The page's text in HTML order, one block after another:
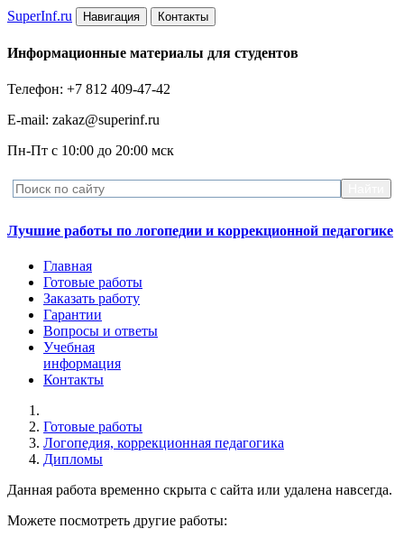
SuperInf.ru Навигация Контакты
Информационные материалы для студентов
Телефон: +7 812 409-47-42
E-mail: zakaz@superinf.ru
Пн-Пт с 10:00 до 20:00 мск
Лучшие работы по логопедии и коррекционной педагогике
Главная
Готовые работы
Заказать работу
Гарантии
Вопросы и ответы
Учебная
информация
Контакты
Готовые работы
Логопедия, коррекционная педагогика
Дипломы
Данная работа временно скрыта с сайта или удалена навсегда.
Можете посмотреть другие работы: